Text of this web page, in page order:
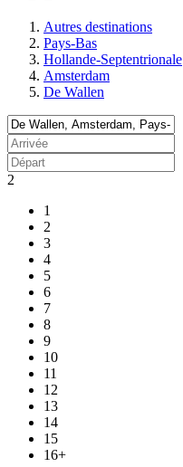
Autres destinations
Pays-Bas
Hollande-Septentrionale
Amsterdam
De Wallen
2
1
2
3
4
5
6
7
8
9
10
11
12
13
14
15
16+